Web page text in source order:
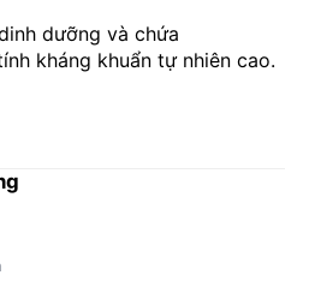
dưỡng và chứa
kháng khuẩn tự nhiên cao.